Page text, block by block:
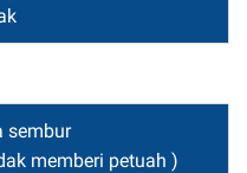
sembur
memberi petuah )